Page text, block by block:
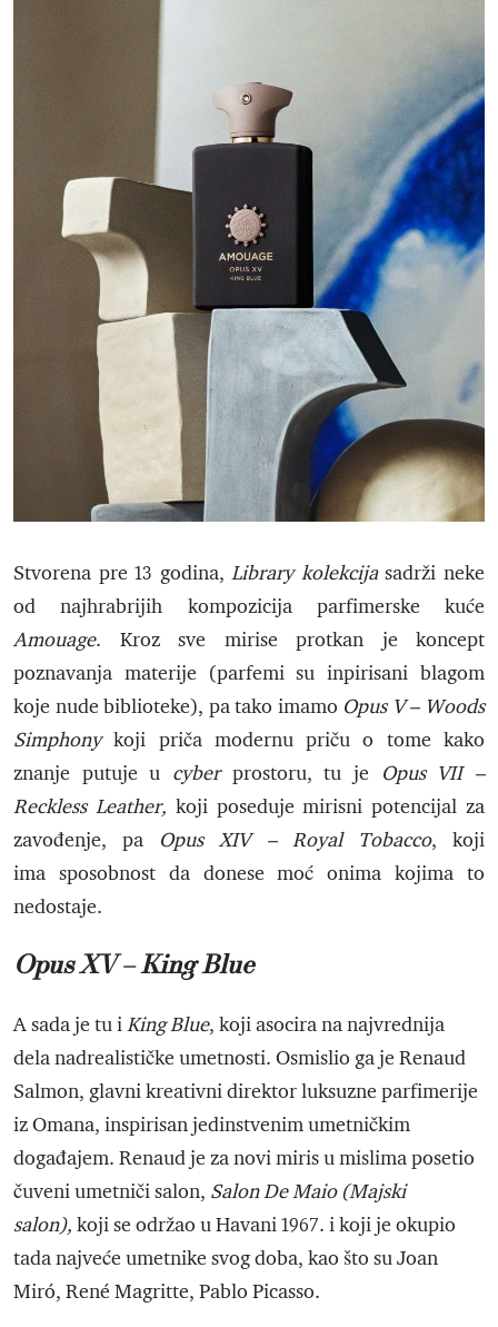
Stvorena pre 13 godina,Library kolekcijasadrži neke
od najhrabrijih kompozicija parfimerske kuće
Amouage. Kroz sve mirise protkan je koncept
poznavanja materije (parfemi su inpirisani blagom
koje nude biblioteke), pa tako imamo Opus V – Woods
Simphonykoji priča modernu priču o tome kako
znanje putuje u cyber prostoru, tu je
Opus VII –
Reckless Leather, koji poseduje mirisni potencijal za
zavođenje, pa Opus XIV – Royal Tobacco, koji
ima sposobnost da donese moć onima kojima to
nedostaje.
Opus XV – King Blue
A sada je tu iKing Blue, koji asocira na najvrednija
dela nadrealističke umetnosti. Osmislio ga je Renaud
Salmon, glavni kreativni direktor luksuzne parfimerije
iz Omana, inspirisan jedinstvenim umetničkim
događajem. Renaud je za novi miris u mislima posetio
čuveni umetniči salon, Salon De Maio (Majski
salon), koji se održao u Havani 1967. i koji je okupio
tada najveće umetnike svog doba, kao što su Joan
Miró, René Magritte, Pablo Picasso.